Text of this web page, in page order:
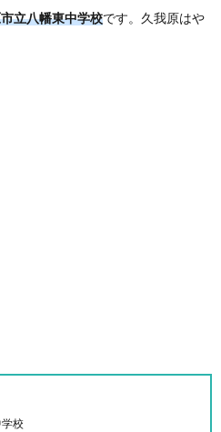
立八幡東中学校です。久我原はや
校